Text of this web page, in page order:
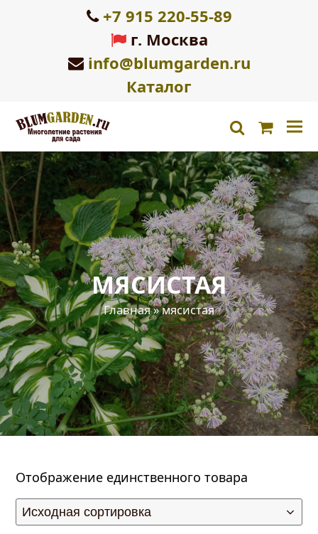
+7 915 220-55-89
г. Москва
info@blumgarden.ru
Каталог
search
МЯСИСТАЯ
Главная»мясистая
Отображение единственного товара